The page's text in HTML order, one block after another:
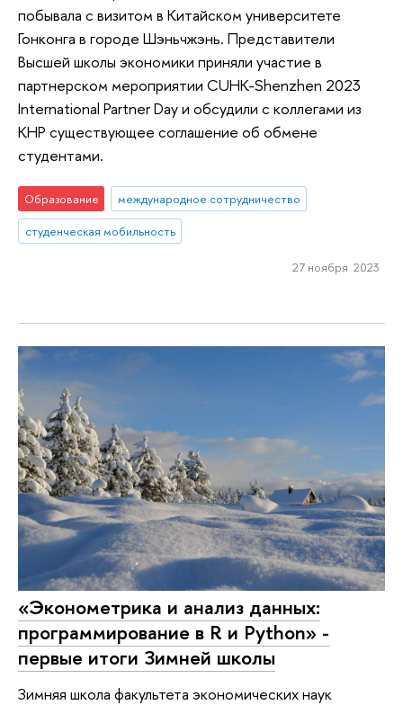
побывала с визитом в Китайском университете
Гонконга в городе Шэньчжэнь. Представители
Высшей школы экономики приняли участие в
партнерском мероприятии CUHK-Shenzhen 2023
International Partner Day и обсудили с коллегами из
КНР существующее соглашение об обмене
студентами.
Образование
международное сотрудничество
студенческая мобильность
27 ноября 2023
«Эконометрика и анализ данных:
программирование в R и Python» -
первые итоги Зимней школы
Зимняя школа факультета экономических наук